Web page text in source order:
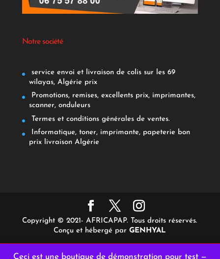
Ceci est une boutique de démonstration pour test —
Notre société
service envoi et livraison de colis sur les 69
wilayas, Algérie prix
Promotions, remises, excellents prix, imprimantes,
scanner, onduleurs
Termes et conditions générales de ventes.
Informatique, toner, imprimante, papeterie bon
prix livraison Algérie
Copyright © 2021- AFRICAPAP. Tous droits réservés.
Conçu et hébergé parGENHYAL